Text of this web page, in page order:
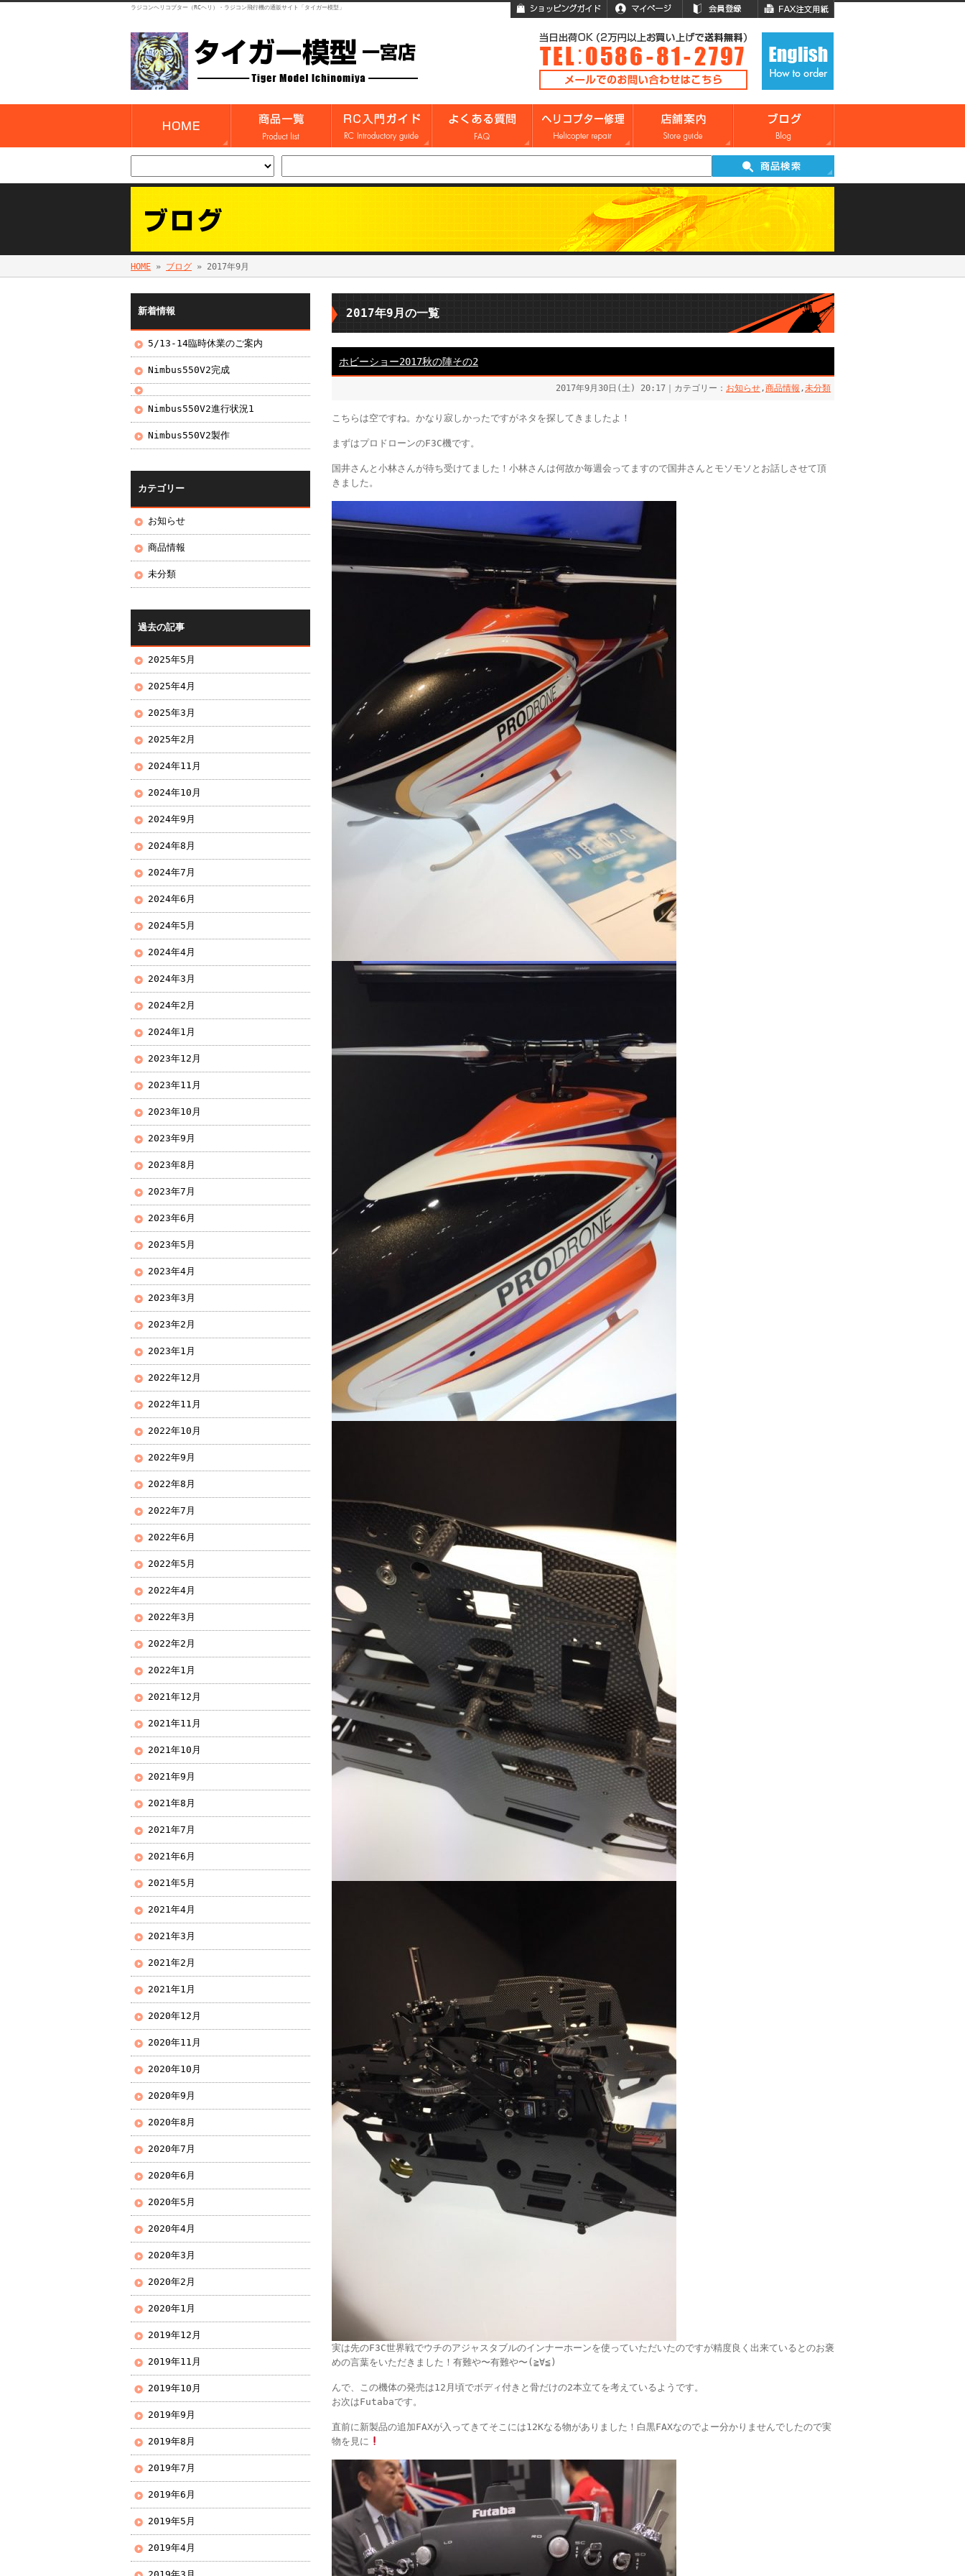
ラジコンヘリコプター（RCヘリ）・ラジコン飛行機の通販サイト「タイガー模型」
HOME » ブログ » 2017年9月
2017年9月の一覧
ホビーショー2017秋の陣その2
2017年9月30日(土) 20:17｜カテゴリー： お知らせ,商品情報 ,未分類
こちらは空ですね。かなり寂しかったですがネタを探してきましたよ！
まずはプロドローンのF3C機です。
国井さんと小林さんが待ち受けてました！小林さんは何故か毎週会ってますので国井さんとモソモソとお話しさせて頂
きました。
実は先のF3C世界戦でウチのアジャスタブルのインナーホーンを使っていただいたのですが精度良く出来ているとのお褒
めの言葉をいただきました！有難や〜有難や〜(≧∀≦)
んで、この機体の発売は12月頃でボディ付きと骨だけの2本立てを考えているようです。
お次はFutabaです。
直前に新製品の追加FAXが入ってきてそこには12Kなる物がありました！白黒FAXなのでよー分かりませんでしたので実
物を見に
新着情報
5/13-14臨時休業のご案内
Nimbus550V2完成
Nimbus550V2進行状況1
Nimbus550V2製作
カテゴリー
お知らせ
商品情報
未分類
過去の記事
2025年5月
2025年4月
2025年3月
2025年2月
2024年11月
2024年10月
2024年9月
2024年8月
2024年7月
2024年6月
2024年5月
2024年4月
2024年3月
2024年2月
2024年1月
2023年12月
2023年11月
2023年10月
2023年9月
2023年8月
2023年7月
2023年6月
2023年5月
2023年4月
2023年3月
2023年2月
2023年1月
2022年12月
2022年11月
2022年10月
2022年9月
2022年8月
2022年7月
2022年6月
2022年5月
2022年4月
2022年3月
2022年2月
2022年1月
2021年12月
2021年11月
2021年10月
2021年9月
2021年8月
2021年7月
2021年6月
2021年5月
2021年4月
2021年3月
2021年2月
2021年1月
2020年12月
2020年11月
2020年10月
2020年9月
2020年8月
2020年7月
2020年6月
2020年5月
2020年4月
2020年3月
2020年2月
2020年1月
2019年12月
2019年11月
2019年10月
2019年9月
2019年8月
2019年7月
2019年6月
2019年5月
2019年4月